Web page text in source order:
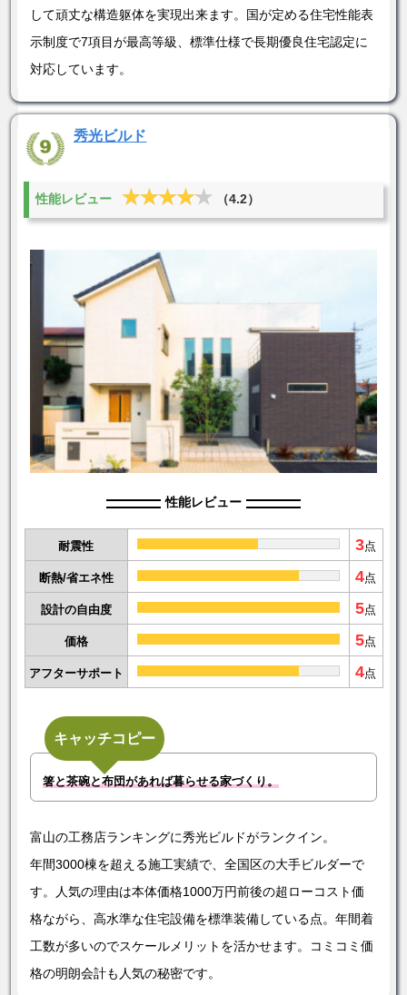
して頑丈な構造躯体を実現出来ます。国が定める住宅性能表
示制度で7項目が最高等級、標準仕様で長期優良住宅認定に
対応しています。
秀光ビルド
性能レビュー ★★★★★
★★★★★ （4.2）
性能レビュー
耐震性 3点
断熱/省エネ性 4点
設計の自由度 5点
価格 5点
アフターサポート 4点
キャッチコピー
箸と茶碗と布団があれば暮らせる家づくり。
富山の工務店ランキングに秀光ビルドがランクイン。
年間3000棟を超える施工実績で、全国区の大手ビルダーで
す。人気の理由は本体価格1000万円前後の超ローコスト価
格ながら、高水準な住宅設備を標準装備している点。年間着
工数が多いのでスケールメリットを活かせます。コミコミ価
格の明朗会計も人気の秘密です。